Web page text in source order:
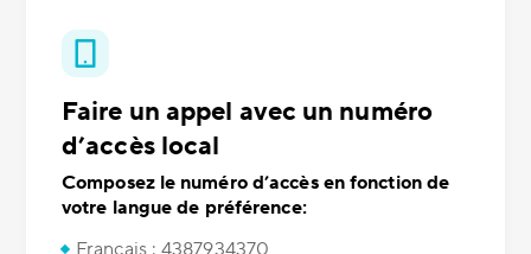
Faire un appel avec un numéro
d’accès local
Composez le numéro d’accès en fonction de
votre langue de préférence: